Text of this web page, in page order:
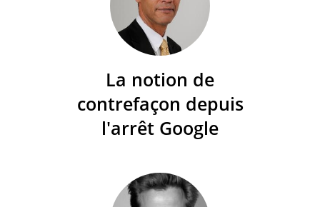
La notion de
contrefaçon depuis
l'arrêt Google